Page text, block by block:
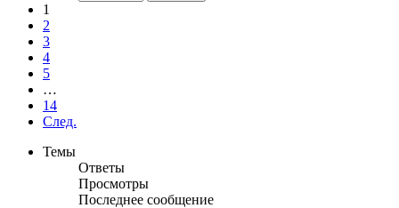
1
2
3
4
5
…
14
След.
Темы
Ответы
Просмотры
Последнее сообщение